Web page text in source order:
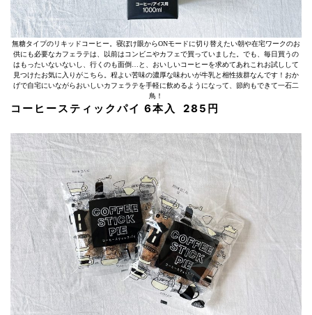
無糖タイプのリキッドコーヒー。寝ぼけ眼からONモードに切り替えたい朝や在宅ワークのお
供にも必要なカフェラテは、以前はコンビニやカフェで買っていました。でも、毎日買うの
はもったいないないし、行くのも面倒…と、おいしいコーヒーを求めてあれこれお試しして
見つけたお気に入りがこちら。程よい苦味の濃厚な味わいが牛乳と相性抜群なんです！おか
げで自宅にいながらおいしいカフェラテを手軽に飲めるようになって、節約もできて一石二
鳥！
コーヒースティックパイ 6本入 285円